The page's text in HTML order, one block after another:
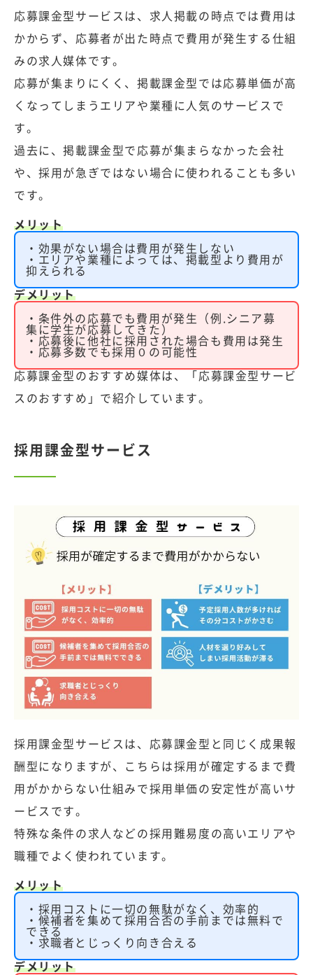
応募課金型サービスは、求人掲載の時点では費用は
かからず、応募者が出た時点で費用が発生する仕組
みの求人媒体です。
応募が集まりにくく、掲載課金型では応募単価が高
くなってしまうエリアや業種に人気のサービスで
す。
過去に、掲載課金型で応募が集まらなかった会社
や、採用が急ぎではない場合に使われることも多い
です。
メリット
・効果がない場合は費用が発生しない
・エリアや業種によっては、掲載型より費用が
抑えられる
デメリット
・条件外の応募でも費用が発生（例.シニア募
集に学生が応募してきた）
・応募後に他社に採用された場合も費用は発生
・応募多数でも採用０の可能性
応募課金型のおすすめ媒体は、
「応募課金型サービ
スのおすすめ」 で紹介しています。
採用課金型サービス
採用課金型サービスは、応募課金型と同じく成果報
酬型になりますが、こちらは採用が確定するまで費
用がかからない仕組みで採用単価の安定性が高いサ
ービスです。
特殊な条件の求人などの採用難易度の高いエリアや
職種でよく使われています。
メリット
・採用コストに一切の無駄がなく、効率的
・候補者を集めて採用合否の手前までは無料で
できる
・求職者とじっくり向き合える
デメリット